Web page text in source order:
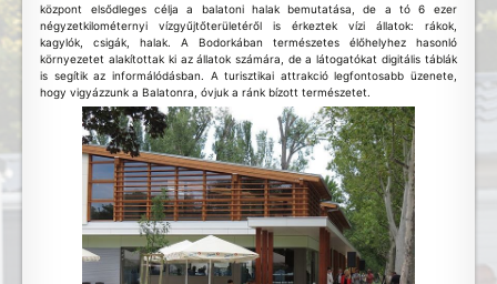
központ elsődleges célja a balatoni halak bemutatása, de a tó 6 ezer
négyzetkilométernyi vízgyűjtőterületéről is érkeztek vízi állatok: rákok,
kagylók, csigák, halak. A Bodorkában természetes élőhelyhez hasonló
környezetet alakítottak ki az állatok számára, de a látogatókat digitális táblák
is segítik az informálódásban. A turisztikai attrakció legfontosabb üzenete,
hogy vigyázzunk a Balatonra, óvjuk a ránk bízott természetet.